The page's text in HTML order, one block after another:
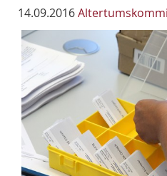
14.09.2016